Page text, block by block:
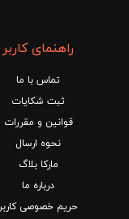
راهنمای کاربر
تماس با ما
ثبت شکایات
قوانین و مقررات
نحوه ارسال
مارکا بلاگ
درباره ما
حریم خصوصی کاربر